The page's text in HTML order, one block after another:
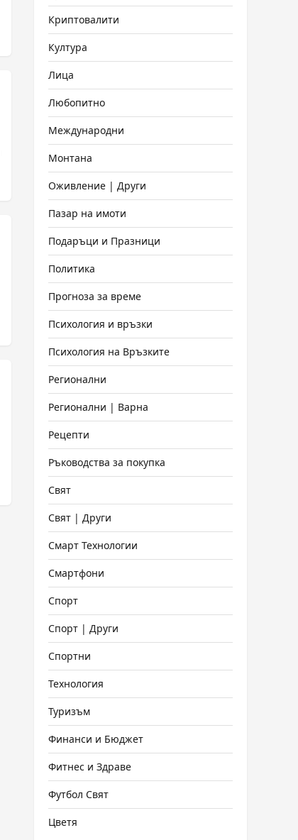
Криптовалити
Култура
Лица
Любопитно
Международни
Монтана
Оживление | Други
Пазар на имоти
Подаръци и Празници
Политика
Прогноза за време
Психология и връзки
Психология на Връзките
Регионални
Регионални | Варна
Рецепти
Ръководства за покупка
Свят
Свят | Други
Смарт Технологии
Смартфони
Спорт
Спорт | Други
Спортни
Технология
Туризъм
Финанси и Бюджет
Фитнес и Здраве
Футбол Свят
Цветя